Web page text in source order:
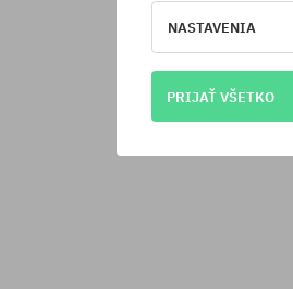
NASTAVENIA
PRIJAŤ VŠETKO